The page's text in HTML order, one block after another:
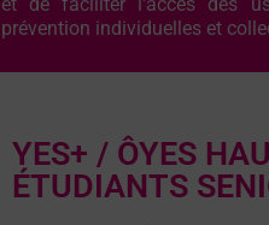
prévention individuelles et
YES+ / ÔYES
ÉTUDIANTS